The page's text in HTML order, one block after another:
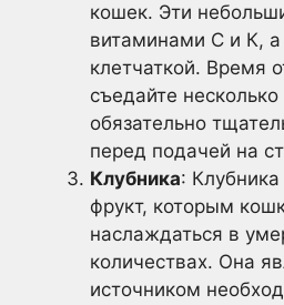
кошек. Эти
витаминами С и К,
клетчаткой. Время
съедайте
обязательно
перед подачей на
Клубника:
фрукт, которым
наслаждаться в
количествах. Она
источником